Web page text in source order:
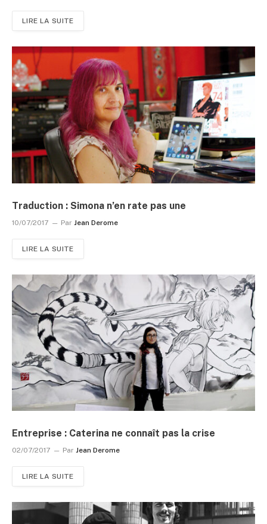
LIRE LA SUITE
Traduction : Simona n’en rate pas une
10/07/2017 Par Jean Derome
LIRE LA SUITE
Entreprise : Caterina ne connaît pas la crise
02/07/2017 Par Jean Derome
LIRE LA SUITE